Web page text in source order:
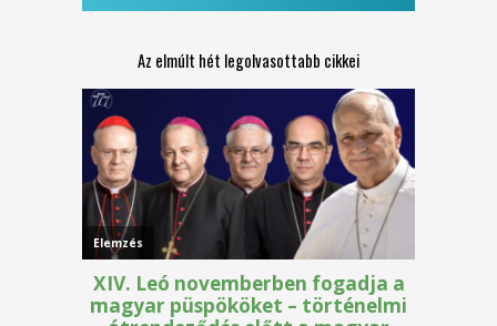
Az elmúlt hét legolvasottabb cikkei